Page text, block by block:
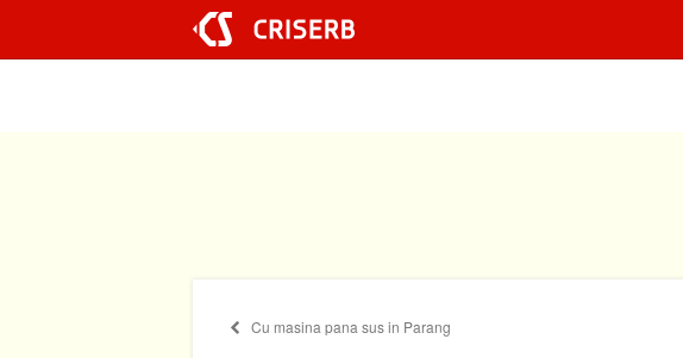
conținut
Cu masina pana sus in Parang